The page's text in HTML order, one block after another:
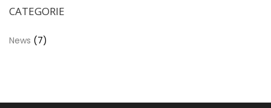
CATEGORIE
News (7)